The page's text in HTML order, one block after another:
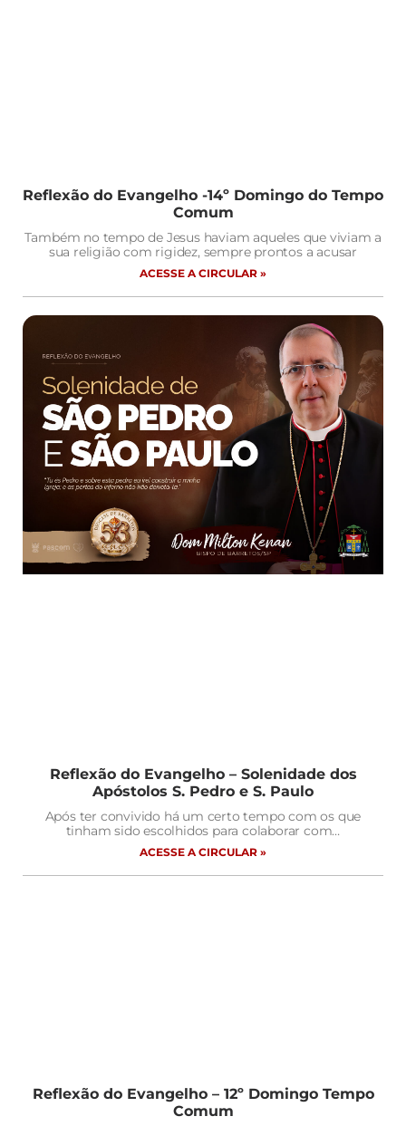
Reflexão do Evangelho -14º Domingo do Tempo
Comum
Também no tempo de Jesus haviam aqueles que viviam a
sua religião com rigidez, sempre prontos a acusar
ACESSE A CIRCULAR »
Reflexão do Evangelho – Solenidade dos
Apóstolos S. Pedro e S. Paulo
Após ter convivido há um certo tempo com os que
tinham sido escolhidos para colaborar com…
ACESSE A CIRCULAR »
Reflexão do Evangelho – 12º Domingo Tempo
Comum